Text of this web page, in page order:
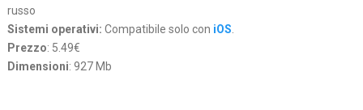
russo
Sistemi operativi: Compatibile solo con iOS.
Prezzo: 5.49€
Dimensioni: 927 Mb